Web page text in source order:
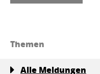
Themen
Alle Meldungen